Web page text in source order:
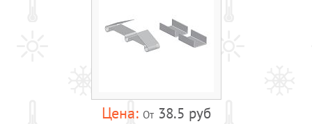
Обогрев трубопроводов и
От38.5 руб